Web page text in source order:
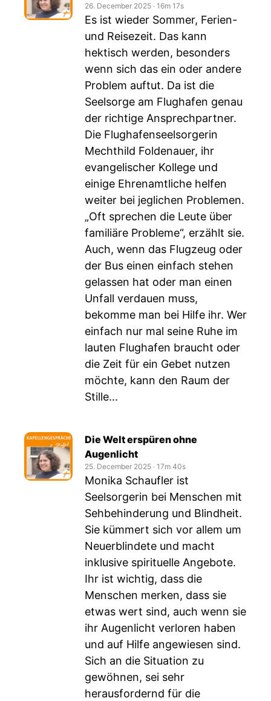
26. December 2025 ‧ 16m 17s
Es ist wieder Sommer, Ferien-
und Reisezeit. Das kann
hektisch werden, besonders
wenn sich das ein oder andere
Problem auftut. Da ist die
Seelsorge am Flughafen genau
der richtige Ansprechpartner.
Die Flughafenseelsorgerin
Mechthild Foldenauer, ihr
evangelischer Kollege und
einige Ehrenamtliche helfen
weiter bei jeglichen Problemen.
„Oft sprechen die Leute über
familiäre Probleme“, erzählt sie.
Auch, wenn das Flugzeug oder
der Bus einen einfach stehen
gelassen hat oder man einen
Unfall verdauen muss,
bekomme man bei Hilfe ihr. Wer
einfach nur mal seine Ruhe im
lauten Flughafen braucht oder
die Zeit für ein Gebet nutzen
möchte, kann den Raum der
Stille...
Die Welt erspüren ohne
Augenlicht
25. December 2025 ‧ 17m 40s
Monika Schaufler ist
Seelsorgerin bei Menschen mit
Sehbehinderung und Blindheit.
Sie kümmert sich vor allem um
Neuerblindete und macht
inklusive spirituelle Angebote.
Ihr ist wichtig, dass die
Menschen merken, dass sie
etwas wert sind, auch wenn sie
ihr Augenlicht verloren haben
und auf Hilfe angewiesen sind.
Sich an die Situation zu
gewöhnen, sei sehr
herausfordernd für die